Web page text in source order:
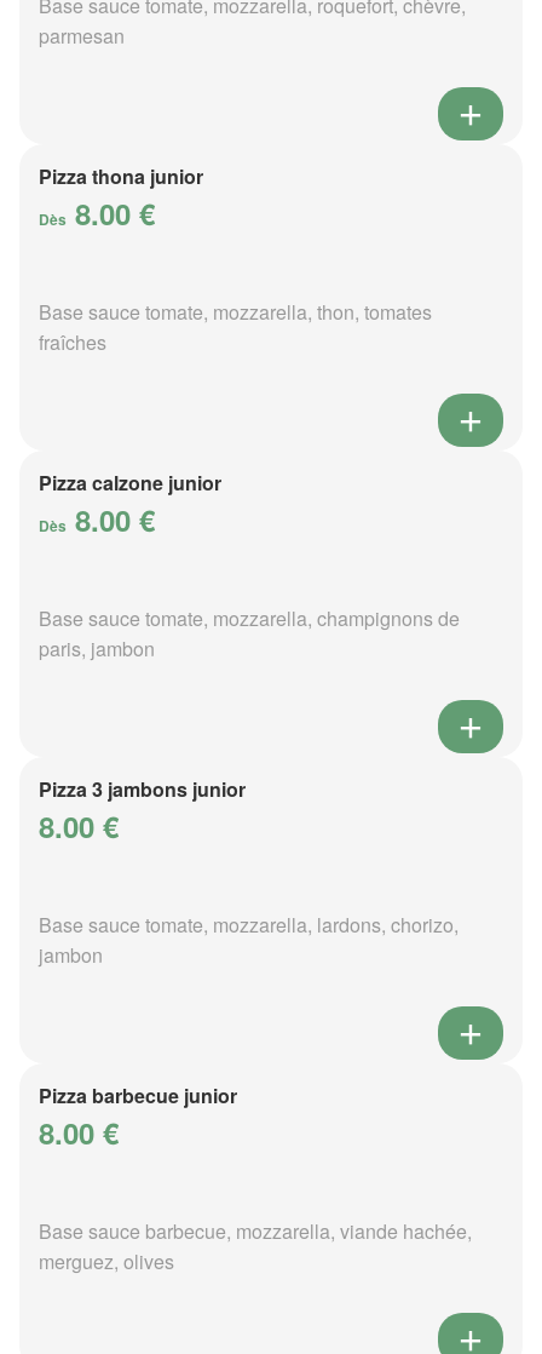
parmesan
Pizza thona junior
Dès 8.00 €
Base sauce tomate, mozzarella, thon, tomates
fraîches
Pizza calzone junior
Dès 8.00 €
Base sauce tomate, mozzarella, champignons de
paris, jambon
Pizza 3 jambons junior
8.00 €
Base sauce tomate, mozzarella, lardons, chorizo,
jambon
Pizza barbecue junior
8.00 €
Base sauce barbecue, mozzarella, viande hachée,
merguez, olives